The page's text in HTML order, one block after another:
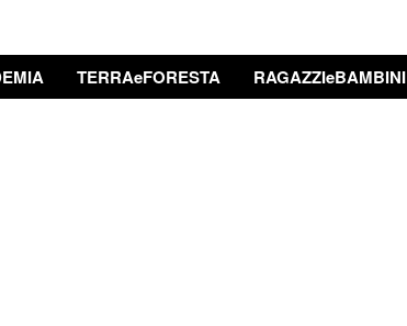
TERRAeFORESTA RAGAZZIeBAMBINI